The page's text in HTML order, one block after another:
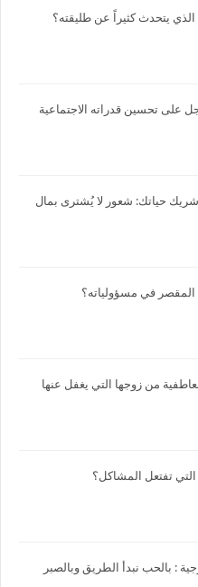
يتحدث كثيراً عن طليقته؟
على تحسين قدراته الاجتماعية
حياتك: شعور لا يُشترى بمال
المقصر في مسؤولياته؟
من زوجها التي يغفل عنها
تفتعل المشاكل؟
: بالحب نبدأ الطريق وبالصبر